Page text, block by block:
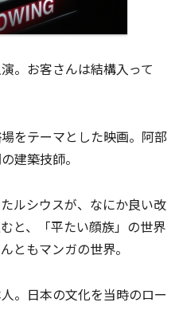
。お客さんは結構入って
をテーマとした映画。阿部
建築技師。
ルシウスが、なにか良い改
と、「平たい顔族」の世界
ともマンガの世界。
。日本の文化を当時のロー